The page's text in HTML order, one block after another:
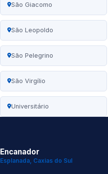
São Giacomo
São Leopoldo
São Pelegrino
São Virgílio
Universitário
Encanador
Esplanada, Caxias do Sul